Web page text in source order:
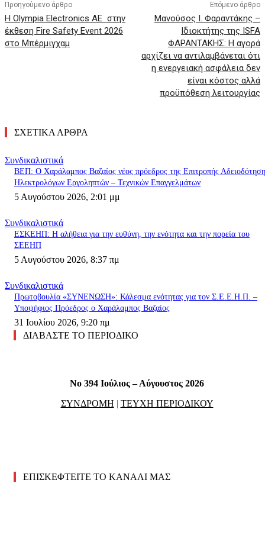
Προηγούμενο άρθρο
Η Olympia Electronics AE στην
έκθεση Fire Safety Event 2026
στο Μπέρμιγχαμ
Επόμενο άρθρο
Μανούσος Ι. Φαραντάκης –
Ιδιοκτήτης της ISFA
ΦΑΡΑΝΤΑΚΗΣ: Η αγορά
αρχίζει να αντιλαμβάνεται ότι
η ενεργειακή ασφάλεια δεν
είναι κόστος αλλά
προϋπόθεση λειτουργίας
ΣΧΕΤΙΚΑ ΑΡΘΡΑ
Συνδικαλιστικά
ΒΕΠ: Ο Χαράλαμπος Βαζαίος νέος πρόεδρος της Επιτροπής
Ηλεκτρολόγων Εργοληπτών – Τεχνικών Επαγγελμάτων
5 Αυγούστου 2026, 2:01 μμ
Συνδικαλιστικά
ΕΣΚΕΗΠ: Η αλήθεια για την ευθύνη, την ενότητα και την πορεία του
ΣΕΕΗΠ
5 Αυγούστου 2026, 8:37 πμ
Συνδικαλιστικά
Πρωτοβουλία «ΣΥΝΕΝΩΣΗ»: Κάλεσμα ενότητας για τον Σ.Ε.Ε.Η.Π. –
Υποψήφιος Πρόεδρος ο Χαράλαμπος Βαζαίος
31 Ιουλίου 2026, 9:20 πμ
ΔΙΑΒΑΣΤΕ ΤΟ ΠΕΡΙΟΔΙΚΟ
No 394 Ιούλιος – Αύγουστος 2026
ΣΥΝΔΡΟΜΗ | ΤΕΥΧΗ ΠΕΡΙΟΔΙΚΟΥ
ΕΠΙΣΚΕΦΤΕΙΤΕ ΤΟ ΚΑΝΑΛΙ ΜΑΣ